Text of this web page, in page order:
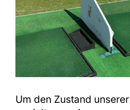
Shop
Um den Zustand